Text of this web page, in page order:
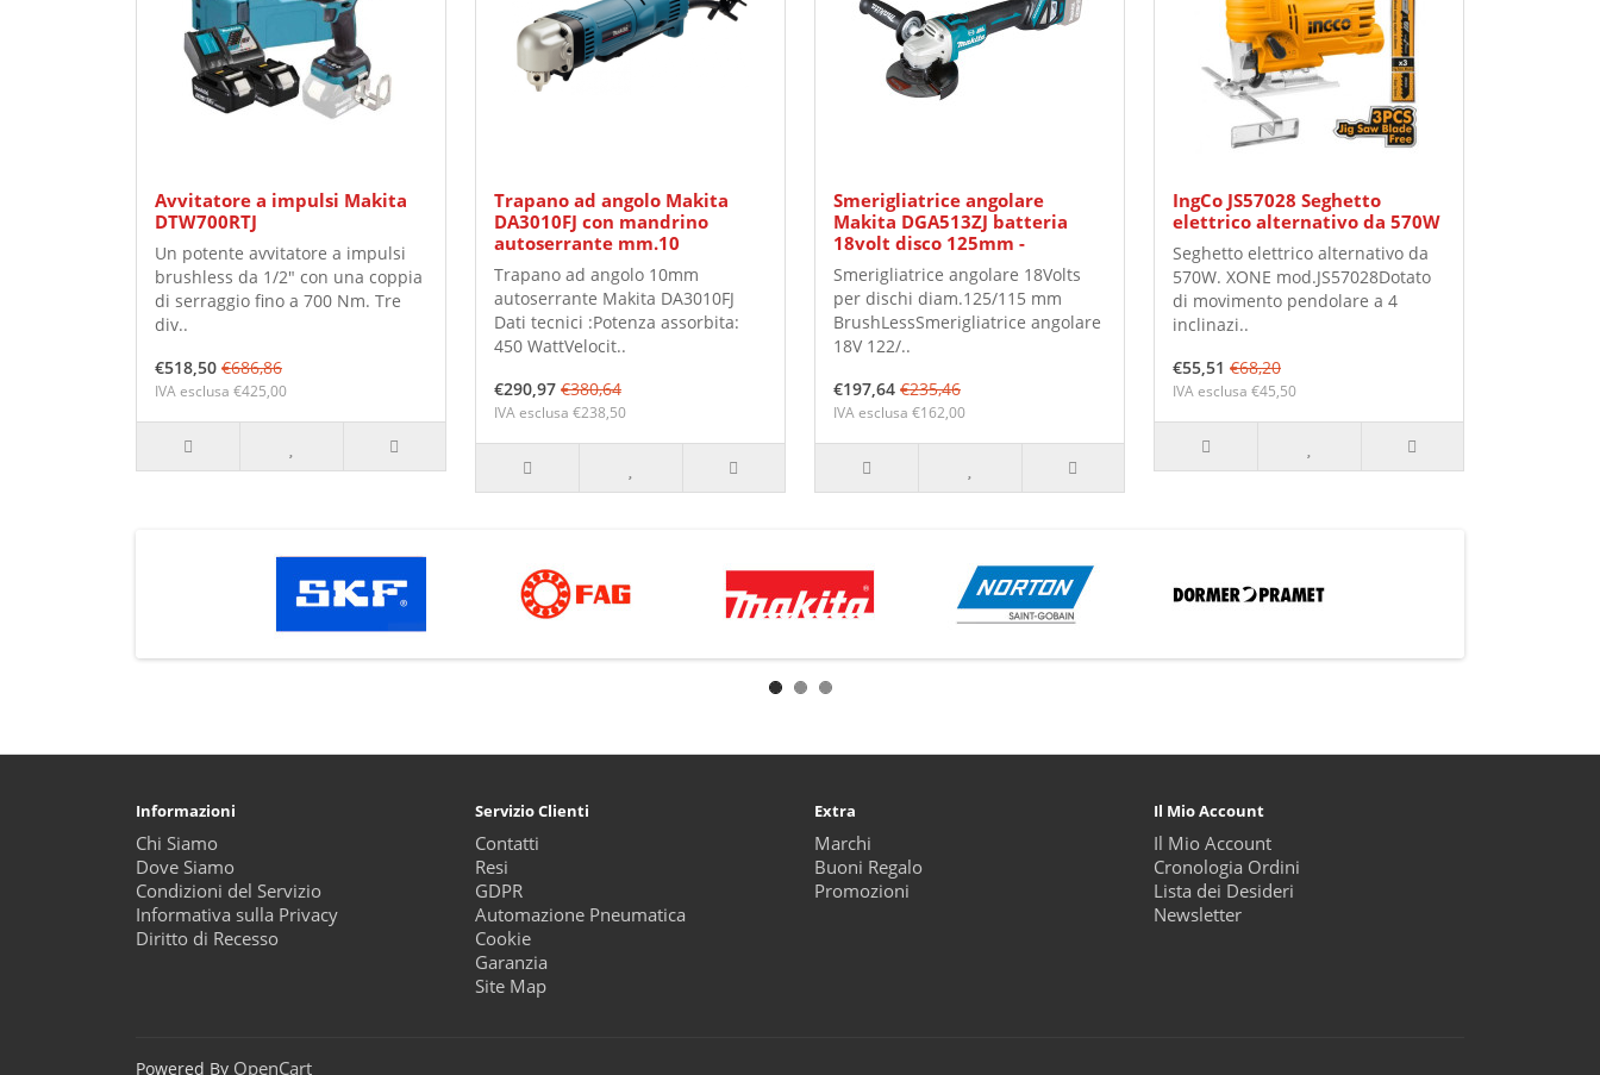
Avvitatore a impulsi Makita
DTW700RTJ
Un potente avvitatore a impulsi
brushless da 1/2" con una coppia
di serraggio fino a 700 Nm. Tre
div..
€518,50 €686,86
IVA esclusa €425,00
Trapano ad angolo Makita
DA3010FJ con mandrino
autoserrante mm.10
Trapano ad angolo 10mm
autoserrante Makita DA3010FJ
Dati tecnici :Potenza assorbita:
450 WattVelocit..
€290,97 €380,64
IVA esclusa €238,50
Smerigliatrice angolare
Makita DGA513ZJ batteria
18volt disco 125mm -
Smerigliatrice angolare 18Volts
per dischi diam.125/115 mm
BrushLessSmerigliatrice angolare
18V 122/..
€197,64 €235,46
IVA esclusa €162,00
IngCo JS57028 Seghetto
elettrico alternativo da 570W
Seghetto elettrico alternativo da
570W. XONE mod.JS57028Dotato
di movimento pendolare a 4
inclinazi..
€55,51 €68,20
IVA esclusa €45,50
Informazioni
Chi Siamo
Dove Siamo
Condizioni del Servizio
Informativa sulla Privacy
Diritto di Recesso
Servizio Clienti
Contatti
Resi
GDPR
Automazione Pneumatica
Cookie
Garanzia
Site Map
Extra
Marchi
Buoni Regalo
Promozioni
Il Mio Account
Il Mio Account
Cronologia Ordini
Lista dei Desideri
Newsletter
Powered By OpenCart